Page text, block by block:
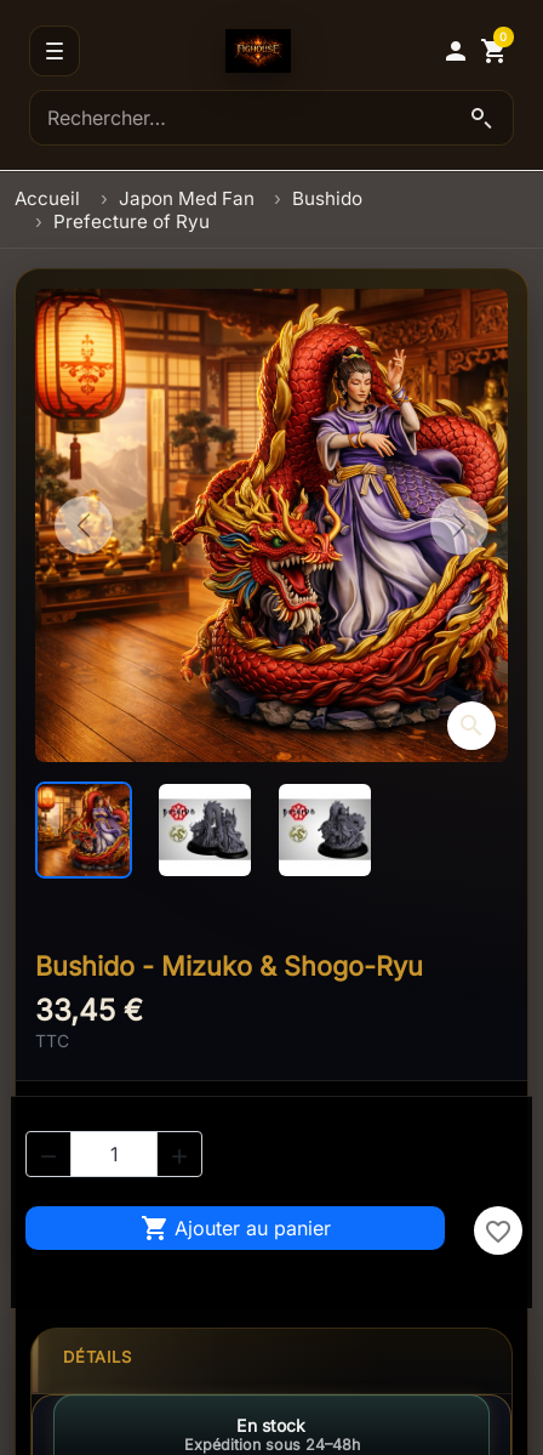
 shopping_cart
0
Accueil Japon Med Fan
Bushido
Prefecture of Ryu
Previous Next
search
Bushido - Mizuko & Shogo-Ryu
33,45 €
TTC
 
 Ajouter au panier favorite_border
DÉTAILS
En stock
Expédition sous 24–48h